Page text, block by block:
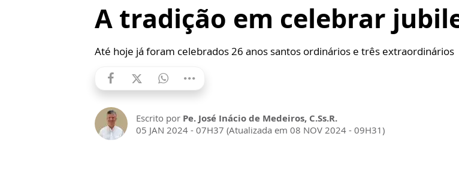
A tradição em celebrar
Até hoje já foram celebrados 26 anos santos ordinários e três extraordinários
Escrito por Pe. José Inácio de Medeiros, C.Ss.R.
05 JAN 2024 - 07H37 (Atualizada em 08 NOV 2024 - 09H31)